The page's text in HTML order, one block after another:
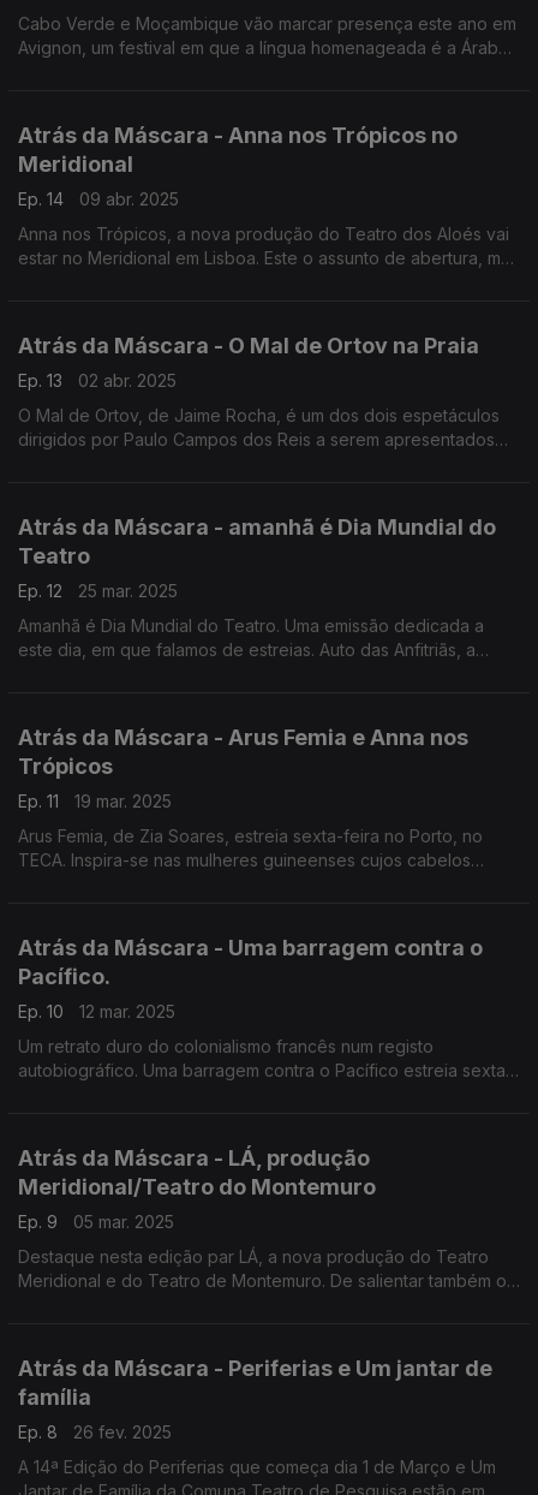
Cabo Verde e Moçambique vão marcar presença este ano em
Avignon, um festival em que a língua homenageada é a Árabe.
Atrás da Máscara - Anna nos Trópicos no
Meridional
Ep. 14
09 abr. 2025
Anna nos Trópicos, a nova produção do Teatro dos Aloés vai
estar no Meridional em Lisboa. Este o assunto de abertura, mas
Atrás da Máscara - O Mal de Ortov na Praia
Ep. 13
02 abr. 2025
O Mal de Ortov, de Jaime Rocha, é um dos dois espetáculos
dirigidos por Paulo Campos dos Reis a serem apresentados
Atrás da Máscara - amanhã é Dia Mundial do
Teatro
Ep. 12
25 mar. 2025
Amanhã é Dia Mundial do Teatro. Uma emissão dedicada a
este dia, em que falamos de estreias. Auto das Anfitriãs, a
Atrás da Máscara - Arus Femia e Anna nos
Trópicos
Ep. 11
19 mar. 2025
Arus Femia, de Zia Soares, estreia sexta-feira no Porto, no
TECA. Inspira-se nas mulheres guineenses cujos cabelos
Atrás da Máscara - Uma barragem contra o
Pacífico.
Ep. 10
12 mar. 2025
Um retrato duro do colonialismo francês num registo
autobiográfico. Uma barragem contra o Pacífico estreia sexta-
Atrás da Máscara - LÁ, produção
Meridional/Teatro do Montemuro
Ep. 9
05 mar. 2025
Destaque nesta edição par LÁ, a nova produção do Teatro
Meridional e do Teatro de Montemuro. De salientar também o
Atrás da Máscara - Periferias e Um jantar de
família
Ep. 8
26 fev. 2025
A 14ª Edição do Periferias que começa dia 1 de Março e Um
Jantar de Família da Comuna Teatro de Pesquisa estão em